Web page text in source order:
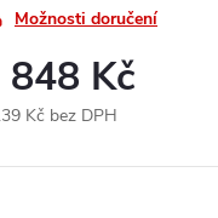
Možnosti doručení
848 Kč
Kč bez DPH